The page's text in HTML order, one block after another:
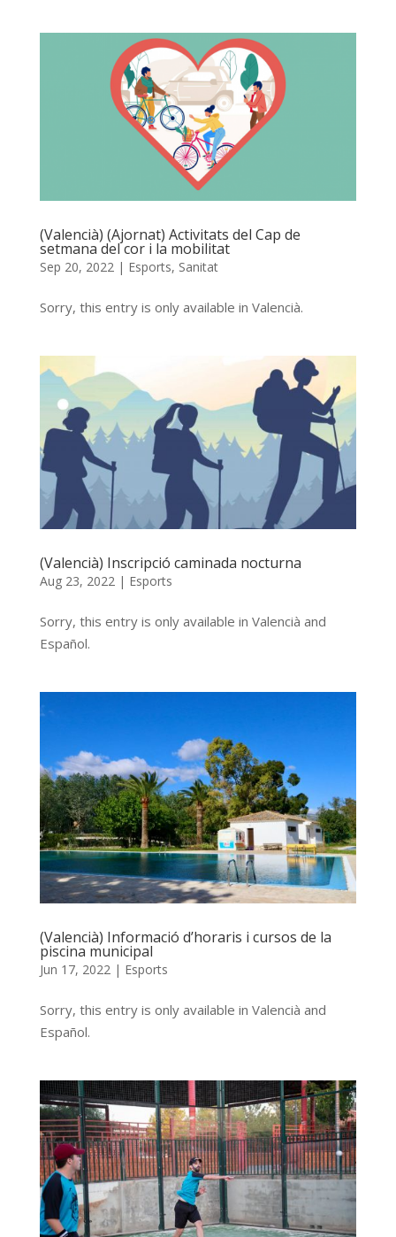
(Valencià) (Ajornat) Activitats del Cap de
setmana del cor i la mobilitat
Sep 20, 2022| Esports, Sanitat
Sorry, this entry is only available in Valencià.
(Valencià) Inscripció caminada nocturna
Aug 23, 2022 | Esports
Sorry, this entry is only available in Valencià and
Español.
(Valencià) Informació d’horaris i cursos de la
piscina municipal
Jun 17, 2022 | Esports
Sorry, this entry is only available in Valencià and
Español.